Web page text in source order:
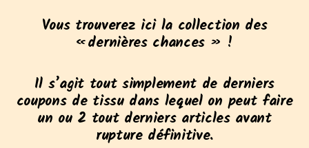
Vous trouverez ici la collection des
« dernières chances » !
Il s’agit tout simplement de derniers
coupons de tissu dans lequel on peut faire
un ou 2 tout derniers articles avant
rupture définitive.